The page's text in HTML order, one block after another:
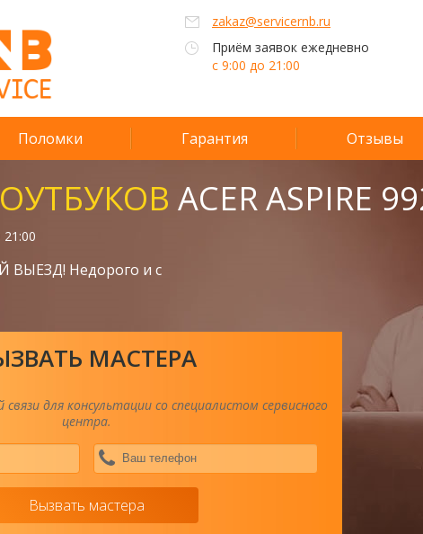
zakaz@servicernb.ru
Приём заявок ежедневно
с 9:00 до 21:00
Поломки Гарантия Отзывы
ACER ASPIRE
Недорого и с
МАСТЕРА
для консультации со специалистом сервисного
центра.
Ваше
имя
*
Вызвать мастера